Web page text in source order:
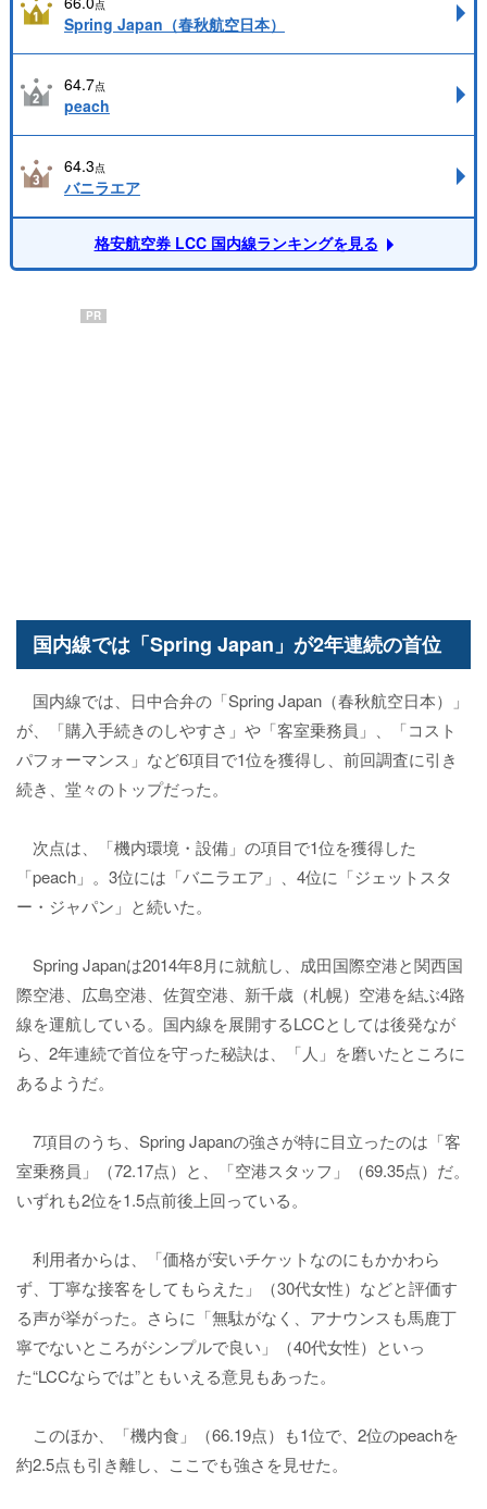
点
Spring Japan（春秋航空日本）
64.7点
peach
64.3点
バニラエア
格安航空券 LCC 国内線ランキングを見る
PR
国内線では「Spring Japan」が2年連続の首位
国内線では、日中合弁の「Spring Japan（春秋航空日本）」
が、「購入手続きのしやすさ」や「客室乗務員」、「コスト
パフォーマンス」など6項目で1位を獲得し、前回調査に引き
続き、堂々のトップだった。
次点は、「機内環境・設備」の項目で1位を獲得した
「peach」。3位には「バニラエア」、4位に「ジェットスタ
ー・ジャパン」と続いた。
Spring Japanは2014年8月に就航し、成田国際空港と関西国
際空港、広島空港、佐賀空港、新千歳（札幌）空港を結ぶ4路
線を運航している。国内線を展開するLCCとしては後発なが
ら、2年連続で首位を守った秘訣は、「人」を磨いたところに
あるようだ。
7項目のうち、Spring Japanの強さが特に目立ったのは「客
室乗務員」（72.17点）と、「空港スタッフ」（69.35点）だ。
いずれも2位を1.5点前後上回っている。
利用者からは、「価格が安いチケットなのにもかかわら
ず、丁寧な接客をしてもらえた」（30代女性）などと評価す
る声が挙がった。さらに「無駄がなく、アナウンスも馬鹿丁
寧でないところがシンプルで良い」（40代女性）といっ
た“LCCならでは”ともいえる意見もあった。
このほか、「機内食」（66.19点）も1位で、2位のpeachを
約2.5点も引き離し、ここでも強さを見せた。